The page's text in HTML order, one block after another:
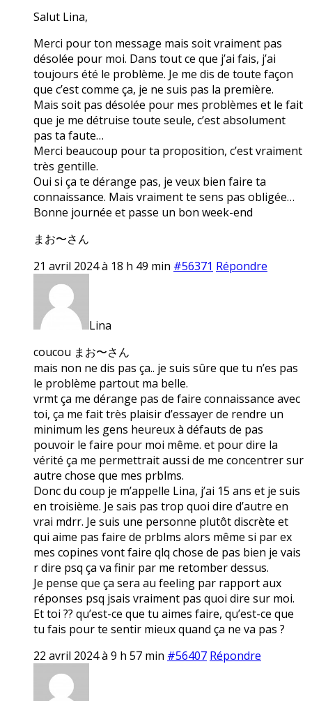
Salut Lina,
Merci pour ton message mais soit vraiment pas
désolée pour moi. Dans tout ce que j’ai fais, j’ai
toujours été le problème. Je me dis de toute façon
que c’est comme ça, je ne suis pas la première.
Mais soit pas désolée pour mes problèmes et le fait
que je me détruise toute seule, c’est absolument
pas ta faute…
Merci beaucoup pour ta proposition, c’est vraiment
très gentille.
Oui si ça te dérange pas, je veux bien faire ta
connaissance. Mais vraiment te sens pas obligée…
Bonne journée et passe un bon week-end
まお〜さん
21 avril 2024 à 18 h 49 min #56371 Répondre
Lina
coucou まお〜さん
mais non ne dis pas ça.. je suis sûre que tu n’es pas
le problème partout ma belle.
vrmt ça me dérange pas de faire connaissance avec
toi, ça me fait très plaisir d’essayer de rendre un
minimum les gens heureux à défauts de pas
pouvoir le faire pour moi même. et pour dire la
vérité ça me permettrait aussi de me concentrer sur
autre chose que mes prblms.
Donc du coup je m’appelle Lina, j’ai 15 ans et je suis
en troisième. Je sais pas trop quoi dire d’autre en
vrai mdrr. Je suis une personne plutôt discrète et
qui aime pas faire de prblms alors même si par ex
mes copines vont faire qlq chose de pas bien je vais
r dire psq ça va finir par me retomber dessus.
Je pense que ça sera au feeling par rapport aux
réponses psq jsais vraiment pas quoi dire sur moi.
Et toi ?? qu’est-ce que tu aimes faire, qu’est-ce que
tu fais pour te sentir mieux quand ça ne va pas ?
22 avril 2024 à 9 h 57 min #56407 Répondre